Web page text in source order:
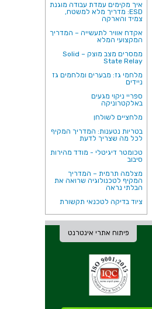
איך מקימים עמדת עבודה מוגנת
ESD: מדריך מלא למשטח,
צמיד והארקה
אקדח אוויר לתעשייה – המדריך
המקצועי המלא
ממסרים מצב מוצק – Solid
State Relay
מלחמי גז: מבערים ומלחמים גז
ניידים
ספריי ניקוי מגעים
באלקטרוניקה
מלחציים לשולחן
בטריות נטענות: המדריך המקיף
לכל מה שצריך לדעת
טכומטר דיגיטלי - מודד מהירות
סיבוב
מצלמה תרמית – המדריך
המקיף לטכנולוגיה שרואה את
הבלתי נראה
ציוד בדיקה לטכנאי תקשורת
פיתוח אתרי אינטרנט